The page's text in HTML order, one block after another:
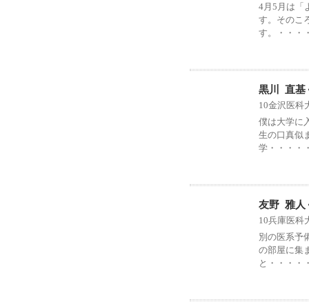
4月5月は「
す。そのこ
す。・・・
黒川 直基
10金沢医科
僕は大学に
生の口真似
学・・・・
友野 雅人
10兵庫医科
別の医系予
の部屋に集
と・・・・